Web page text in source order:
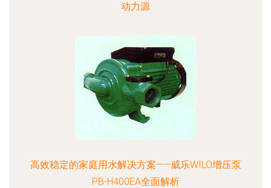
动力源
高效稳定的家庭用水解决方案——威乐WILO增压泵
PB-H400EA全面解析